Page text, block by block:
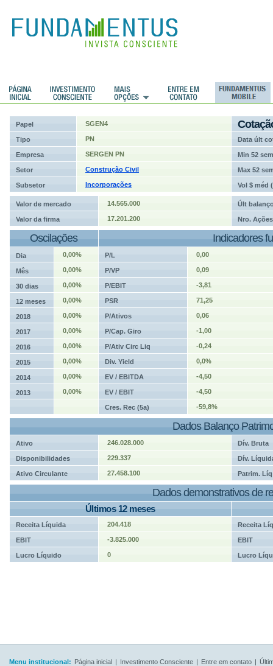
Papel SGEN4
Tipo PN Data últ
Empresa SERGEN PN Min 52 sem
Setor Construção Civil Max 52
Subsetor Incorporações Vol $ méd
Valor de mercado 14.565.000 Últ
Valor da firma 17.201.200 Nro. Ações
Oscilações Indicadores
Dia 0,00% P/L 0,00
Mês 0,00% P/VP 0,09
30 dias 0,00% P/EBIT -3,81
12 meses 0,00% PSR 71,25
2018 0,00% P/Ativos 0,06
2017 0,00% P/Cap. Giro -1,00
2016 0,00% P/Ativ Circ Liq -0,24
2015 0,00% Div. Yield 0,0%
2014 0,00% EV / EBITDA -4,50
2013 0,00% EV / EBIT -4,50
Cres. Rec (5a) -59,8%
Dados Balanço
Ativo 246.028.000 Dív. Bruta
Disponibilidades 229.337 Dív.
Ativo Circulante 27.458.100 Patrim. Líq
Dados demonstrativos de
Últimos 12 meses
Receita Líquida 204.418 Receita
EBIT -3.825.000 EBIT
Lucro Líquido 0 Lucro
Menu institucional: Página inicial | Investimento Consciente | Entre em contato |